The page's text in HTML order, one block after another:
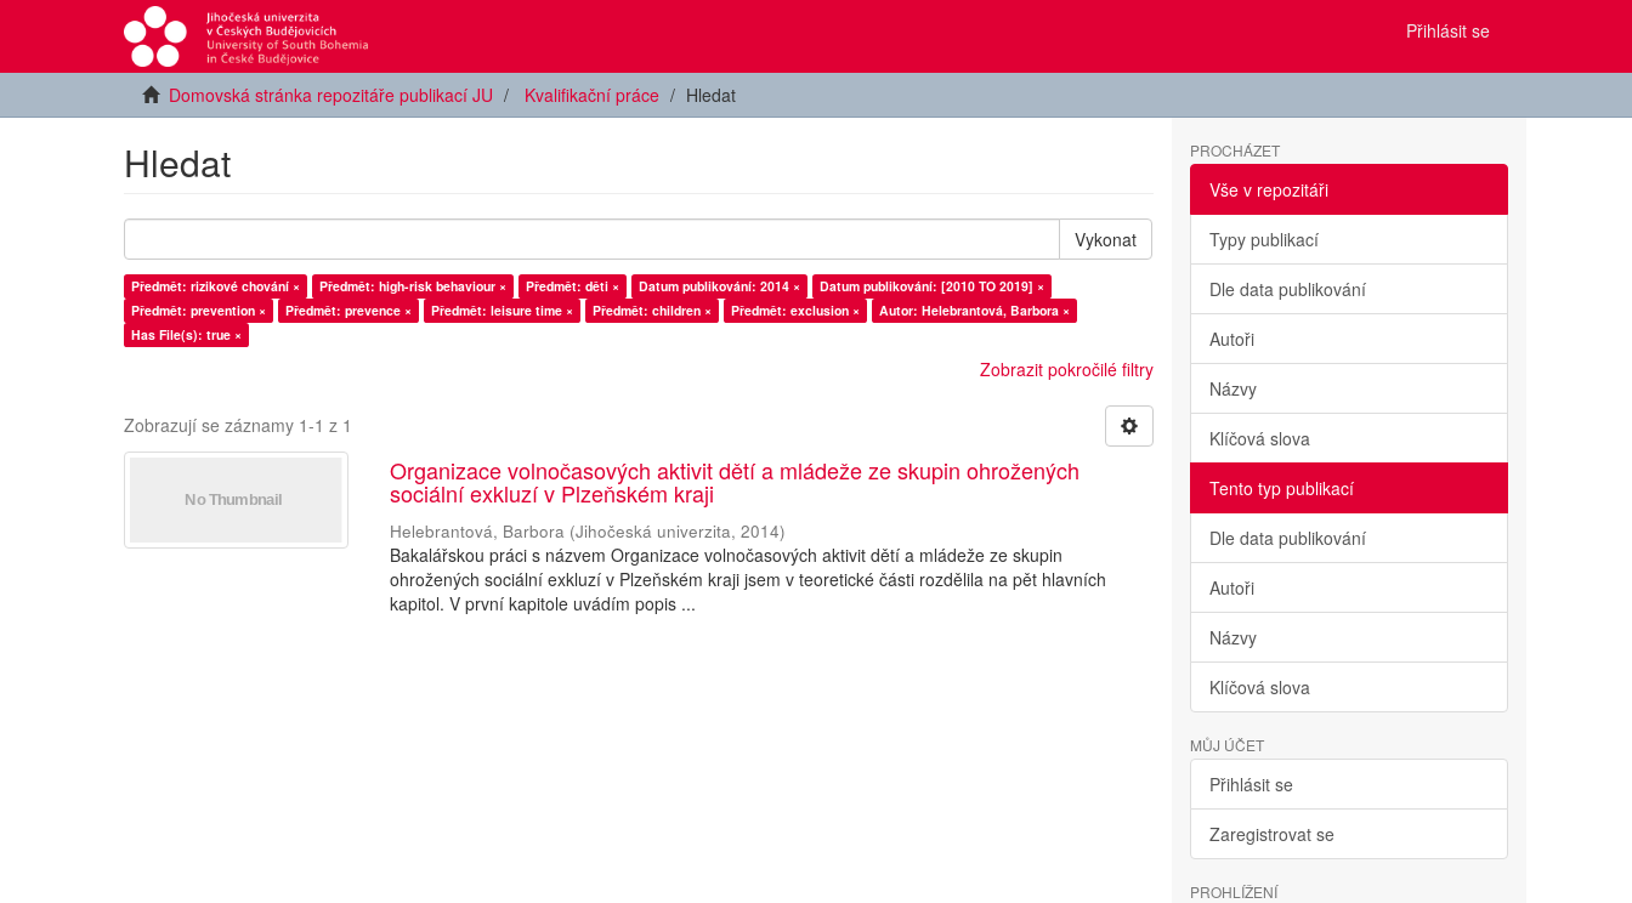
Přihlásit se
Domovská stránka repozitáře publikací JU Kvalifikační práce Hledat
Hledat
Vykonat
Předmět: rizikové chování × Předmět: high-risk behaviour × Předmět: děti × Datum publikování: 2014 ×
Datum publikování: [2010 TO 2019] ×
Předmět: prevention ×
Předmět: prevence × Předmět: leisure time × Předmět: children × Předmět: exclusion ×
Autor: Helebrantová, Barbora ×
Has File(s): true ×
Zobrazit pokročilé filtry
Zobrazují se záznamy 1-1 z 1
Organizace volnočasových aktivit dětí a mládeže ze skupin ohrožených
sociální exkluzí v Plzeňském kraji
Helebrantová, Barbora (Jihočeská univerzita,2014)
Bakalářskou práci s názvem Organizace volnočasových aktivit dětí a mládeže ze skupin
ohrožených sociální exkluzí v Plzeňském kraji jsem v teoretické části rozdělila na pět hlavních
kapitol. V první kapitole uvádím popis ...
PROCHÁZET
Vše v repozitáři
Typy publikací
Dle data publikování
Autoři
Názvy
Klíčová slova
Tento typ publikací
Dle data publikování
Autoři
Názvy
Klíčová slova
MŮJ ÚČET
Přihlásit se
Zaregistrovat se
PROHLÍŽENÍ